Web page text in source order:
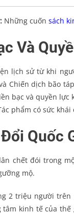
Những cuốn sách
Và
lịch sử từ khi
Chiến dịch bão
bạc và quyền
phẩm có sức
Quốc
chết đói trong
mộ.
2 triệu người
kinh tế của